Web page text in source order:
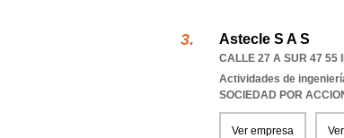
Astecle S A S
CALLE 27 A SUR 47 55
Actividades de
SOCIEDAD POR
Ver empresa